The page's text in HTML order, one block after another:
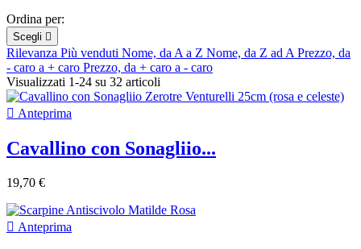
Ordina per:
Scegli 
Rilevanza Più venduti Nome, da A a Z Nome, da Z ad APrezzo, da
- caro a + caro Prezzo, da + caro a - caro
Visualizzati 1-24 su 32 articoli
 Anteprima
Cavallino con Sonagliio...
19,70 €
 Anteprima